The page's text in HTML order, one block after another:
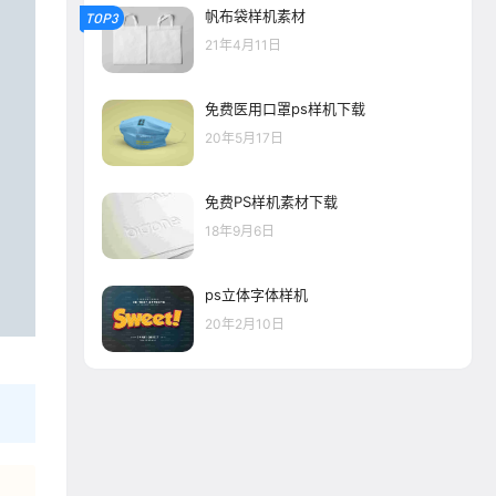
TOP3 帆布袋样机素材
21年4月11日
免费医用口罩ps样机下载
20年5月17日
免费PS样机素材下载
18年9月6日
ps立体字体样机
20年2月10日